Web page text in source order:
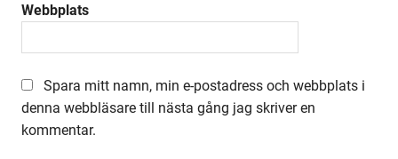
Webbplats
Spara mitt namn, min e-postadress och webbplats i
denna webbläsare till nästa gång jag skriver en
kommentar.